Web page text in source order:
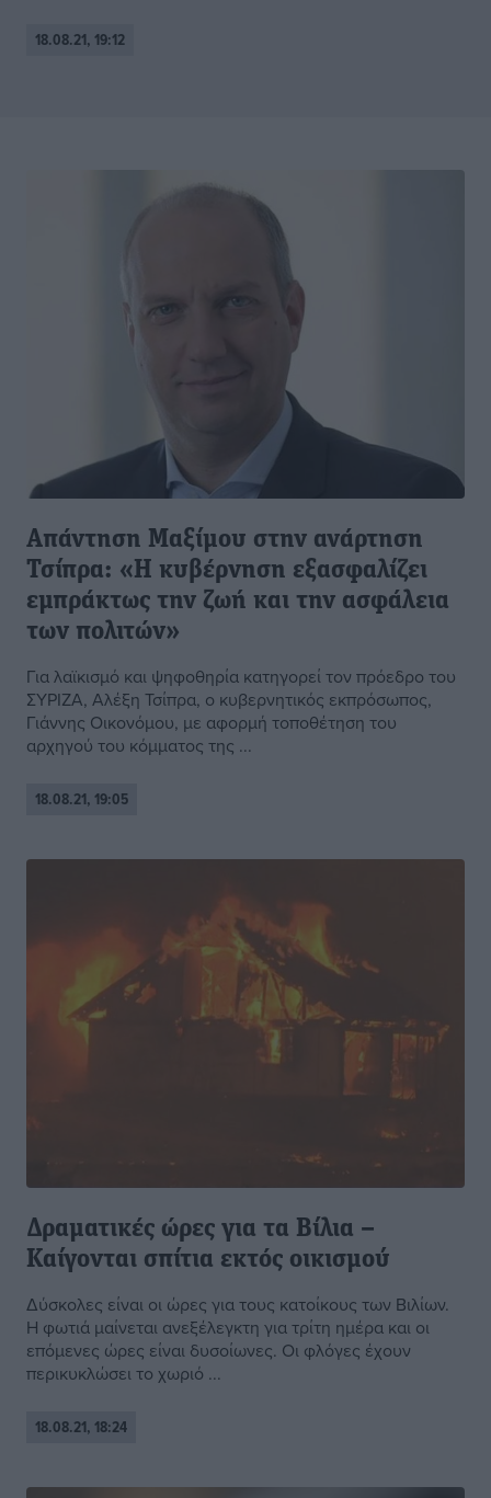
18.08.21, 19:12
Απάντηση Μαξίμου στην ανάρτηση
Τσίπρα: «Η κυβέρνηση εξασφαλίζει
εμπράκτως την ζωή και την ασφάλεια
των πολιτών»
Για λαϊκισμό και ψηφοθηρία κατηγορεί τον πρόεδρο του
ΣΥΡΙΖΑ, Αλέξη Τσίπρα, ο κυβερνητικός εκπρόσωπος,
Γιάννης Οικονόμου, με αφορμή τοποθέτηση του
αρχηγού του κόμματος της ...
18.08.21, 19:05
Δραματικές ώρες για τα Βίλια –
Καίγονται σπίτια εκτός οικισμού
Δύσκολες είναι οι ώρες για τους κατοίκους των Βιλίων.
Η φωτιά μαίνεται ανεξέλεγκτη για τρίτη ημέρα και οι
επόμενες ώρες είναι δυσοίωνες. Οι φλόγες έχουν
περικυκλώσει το χωριό ...
18.08.21, 18:24